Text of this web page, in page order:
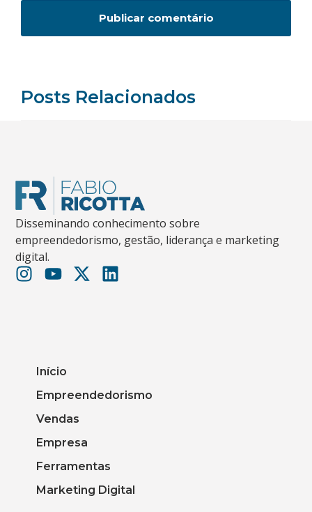
Posts Relacionados
Disseminando conhecimento sobre
empreendedorismo, gestão, liderança e marketing
digital.
Início
Empreendedorismo
Vendas
Empresa
Ferramentas
Marketing Digital